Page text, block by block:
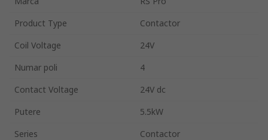
Product Type
Contactor
Coil Voltage
24V
Numar poli
4
Contact Voltage
24V dc
Putere
5.5kW
Series
Contactor